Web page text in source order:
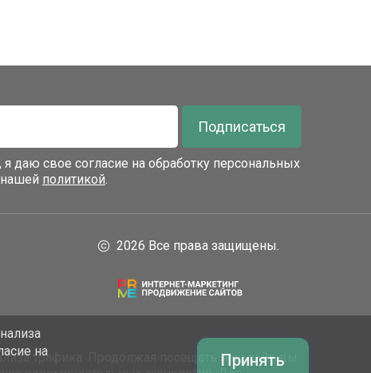
Подписаться
даю свое согласие на обработку персональных
политикой.
2026 Все права защищены.
трафика. Продолжая посещать наш сайт, вы
на
Принять